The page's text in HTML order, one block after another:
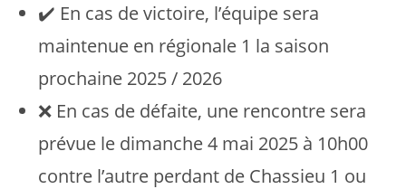
✔️ En cas de victoire, l’équipe sera
maintenue en régionale 1 la saison
prochaine 2025 / 2026
❌ En cas de défaite, une rencontre sera
prévue le dimanche 4 mai 2025 à 10h00
contre l’autre perdant de Chassieu 1 ou